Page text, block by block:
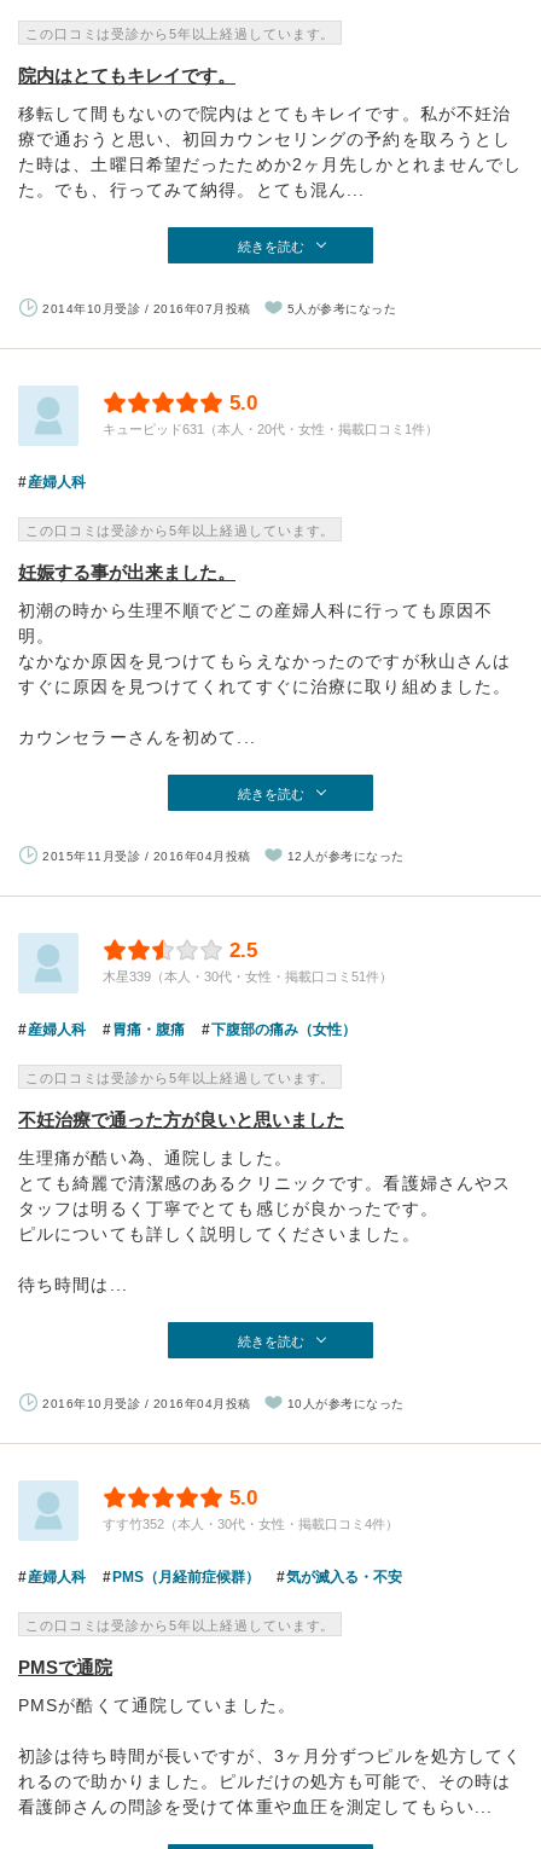
この口コミは受診から5年以上経過しています。
院内はとてもキレイです。
移転して間もないので院内はとてもキレイです。私が不妊治
療で通おうと思い、初回カウンセリングの予約を取ろうとし
た時は、土曜日希望だったためか2ヶ月先しかとれませんでし
た。でも、行ってみて納得。とても混ん...
続きを読む
2014年10月受診 / 2016年07月投稿 5人が参考になった
5.0
キューピッド631（本人・20代・女性・掲載口コミ1件）
産婦人科
この口コミは受診から5年以上経過しています。
妊娠する事が出来ました。
初潮の時から生理不順でどこの産婦人科に行っても原因不
明。
なかなか原因を見つけてもらえなかったのですが秋山さんは
すぐに原因を見つけてくれてすぐに治療に取り組めました。
カウンセラーさんを初めて...
続きを読む
2015年11月受診 / 2016年04月投稿 12人が参考になった
2.5
木星339（本人・30代・女性・掲載口コミ51件）
産婦人科 胃痛・腹痛 下腹部の痛み（女性）
この口コミは受診から5年以上経過しています。
不妊治療で通った方が良いと思いました
生理痛が酷い為、通院しました。
とても綺麗で清潔感のあるクリニックです。看護婦さんやス
タッフは明るく丁寧でとても感じが良かったです。
ピルについても詳しく説明してくださいました。
待ち時間は...
続きを読む
2016年10月受診 / 2016年04月投稿 10人が参考になった
5.0
すす竹352（本人・30代・女性・掲載口コミ4件）
産婦人科 PMS（月経前症候群） 気が滅入る・不安
この口コミは受診から5年以上経過しています。
PMSで通院
PMSが酷くて通院していました。
初診は待ち時間が長いですが、3ヶ月分ずつピルを処方してく
れるので助かりました。ピルだけの処方も可能で、その時は
看護師さんの問診を受けて体重や血圧を測定してもらい...